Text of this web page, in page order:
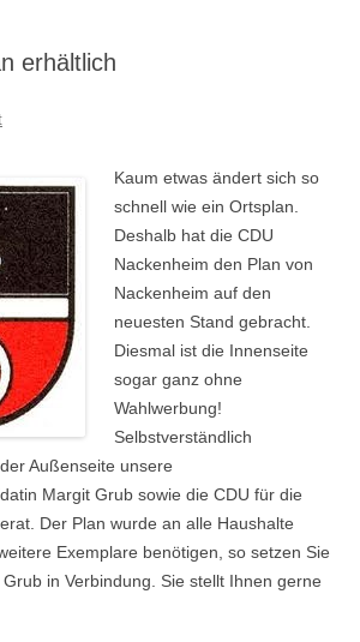
erhältlich
Kaum etwas ändert sich so
schnell wie ein Ortsplan.
Deshalb hat die CDU
Nackenheim den Plan von
Nackenheim auf den
neuesten Stand gebracht.
Diesmal ist die Innenseite
sogar ganz ohne
Wahlwerbung!
Selbstverständlich
Außenseite unsere
Margit Grub sowie die CDU für die
Der Plan wurde an alle Haushalte
Exemplare benötigen, so setzen Sie
in Verbindung. Sie stellt Ihnen gerne